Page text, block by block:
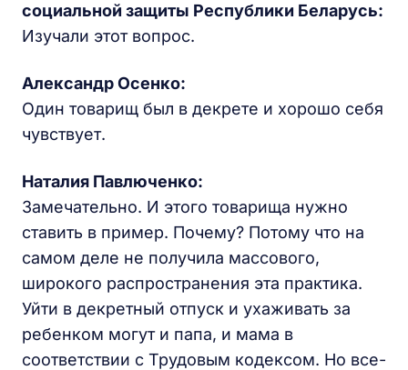
социальной защиты Республики Беларусь:
Изучали этот вопрос.
Александр Осенко:
Один товарищ был в декрете и хорошо себя
чувствует.
Наталия Павлюченко:
Замечательно. И этого товарища нужно
ставить в пример. Почему? Потому что на
самом деле не получила массового,
широкого распространения эта практика.
Уйти в декретный отпуск и ухаживать за
ребенком могут и папа, и мама в
соответствии с Трудовым кодексом. Но все-